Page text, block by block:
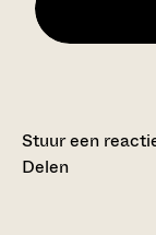
Stuur een
Delen